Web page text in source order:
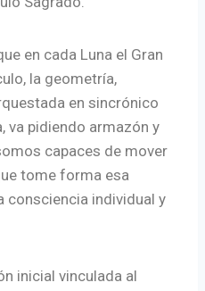
en cada Luna el Gran
la geometría,
en sincrónico
va pidiendo armazón y
capaces de mover
tome forma esa
consciencia individual y
inicial vinculada al